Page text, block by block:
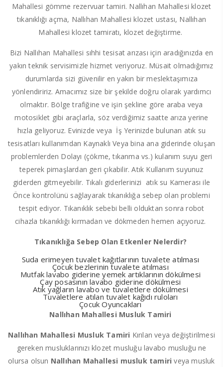
Mahallesi gömme rezervuar tamiri. Nallıhan Mahallesi klozet
tıkanıklığı açma, Nallıhan Mahallesi klozet ustası, Nallıhan
Mahallesi klozet tamiratı, klozet değiştirme.
Bizi Nallıhan Mahallesi sıhhi tesisat arızası için aradığınızda en
yakın teknik servisimizle hizmet veriyoruz. Müsait olmadığımız
durumlarda sizi güvenilir en yakın bir meslektaşımıza
yönlendiririz. Amacımız size bir şekilde doğru olarak yardımcı
olmaktır. Bölge trafiğine ve işin şekline göre araba veya
motosiklet gibi araçlarla, söz verdiğimiz saatte arıza yerine
hızla geliyoruz. Evinizde veya İş Yerinizde bulunan atık su
tesisatları kullanımdan Kaynaklı Veya bina ana giderinde oluşan
problemlerden Dolayı (çökme, tıkanma vs.) kulanım suyu geri
teperek pimaşlardan geri çıkabilir. Atık Kullanım suyunuz
giderden gitmeyebilir. Tıkalı giderlerinizi atık su Kamerası ile
Önce kontrolünü sağlayarak tıkanıklığa sebep olan problemi
tespit ediyor. Tıkanıklık sebebi belli olduktan sonra robot
cihazla tıkanıklığı kırmadan ve dökmeden hemen açıyoruz.
Tıkanıklığa Sebep Olan Etkenler Nelerdir?
Suda erimeyen tuvalet kağıtlarının tuvalete atılması
Çocuk bezlerinin tuvalete atılması
Mutfak lavabo giderine yemek artıklarının dökülmesi
Çay posasının lavabo giderine dökülmesi
Atık yağların lavabo ve tuvaletlere dökülmesi
Tuvaletlere atılan tuvalet kağıdı ruloları
Çocuk Oyuncakları
Nallıhan Mahallesi Musluk Tamiri
Nallıhan Mahallesi Musluk Tamiri Kırılan veya değiştirilmesi
gereken musluklarınızı klozet musluğu lavabo musluğu ne
olursa olsun Nallıhan Mahallesi musluk tamiri veya musluk